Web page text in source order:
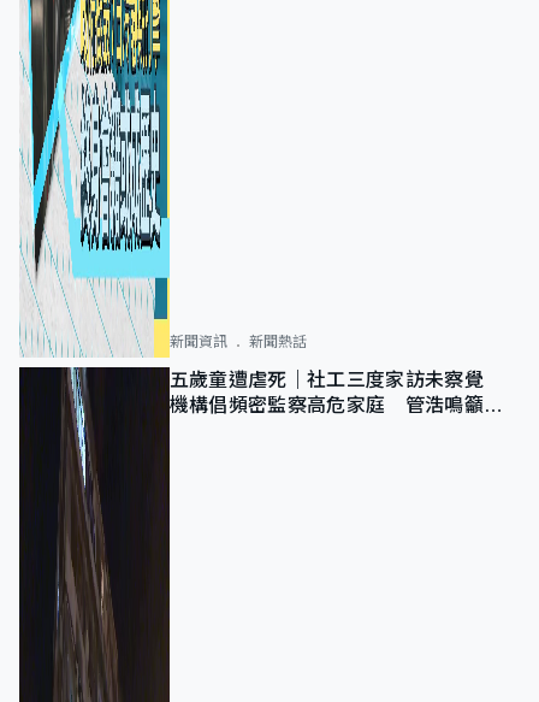
新聞資訊 新聞熱話
五歲童遭虐死｜社工三度家訪未察覺
機構倡頻密監察高危家庭 管浩鳴籲加